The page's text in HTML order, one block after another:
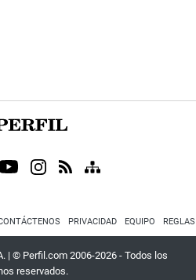
PRIVACIDAD EQUIPO
| © Perfil.com 2006-2026 - Todos los
reservados.